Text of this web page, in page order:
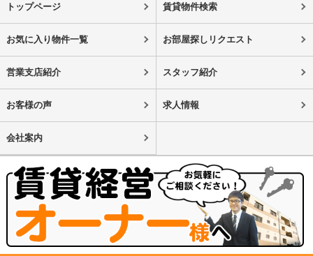
トップページ 賃貸物件検索
お気に入り物件一覧 お部屋探しリクエスト
営業支店紹介 スタッフ紹介
お客様の声 求人情報
会社案内